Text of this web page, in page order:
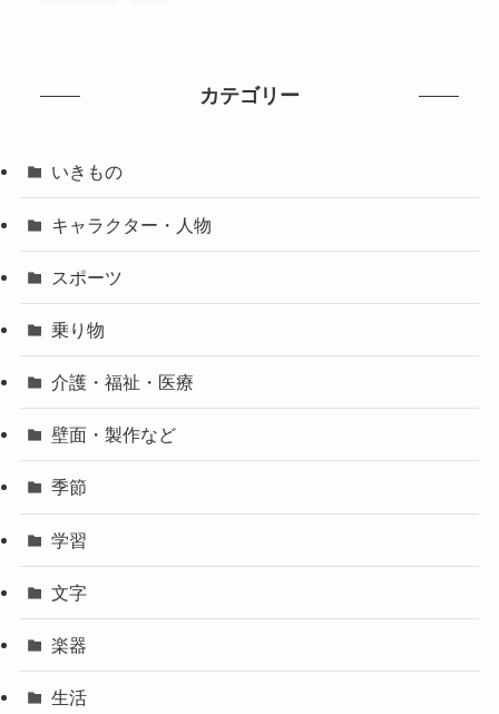
カテゴリー
いきもの
キャラクター・人物
スポーツ
乗り物
介護・福祉・医療
壁面・製作など
季節
学習
文字
楽器
生活